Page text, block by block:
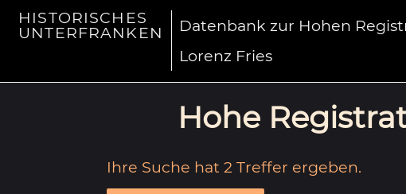
HISTORISCHES
UNTERFRANKEN
Datenbank zur Hohen
Lorenz Fries
Hohe
Ihre Suche hat 2 Treffer ergeben.